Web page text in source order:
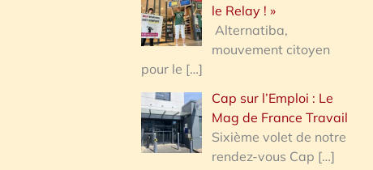
le Relay ! »
Alternatiba,
mouvement citoyen
pour le […]
Cap sur l’Emploi : Le
Mag de France Travail
Sixième volet de notre
rendez-vous Cap […]